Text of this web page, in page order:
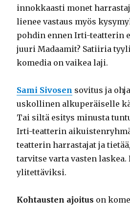
innokkaasti monet
lienee vastaus myös
pohdin ennen Irti-teatterin
juuri Madaamit? Satiiria
komedia on vaikea laji.
Sami Sivosen sovitus ja
uskollinen alkuperäiselle
Tai siltä esitys minusta
Irti-teatterin
teatterin harrastajat ja
tarvitse varta vasten laskea.
ylitettäviksi.
Kohtausten ajoitus on